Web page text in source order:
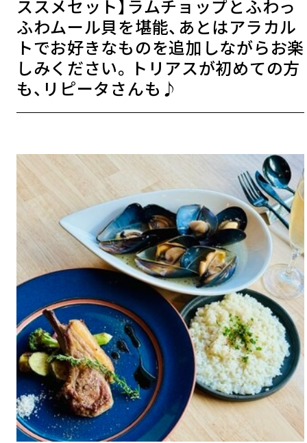
ススメセット】ラムチョップとふわっ
ふわムール貝を堪能、あとはアラカル
トでお好きなものを追加しながらお楽
しみください。トリアスが初めての方
も、リピータさんも♪